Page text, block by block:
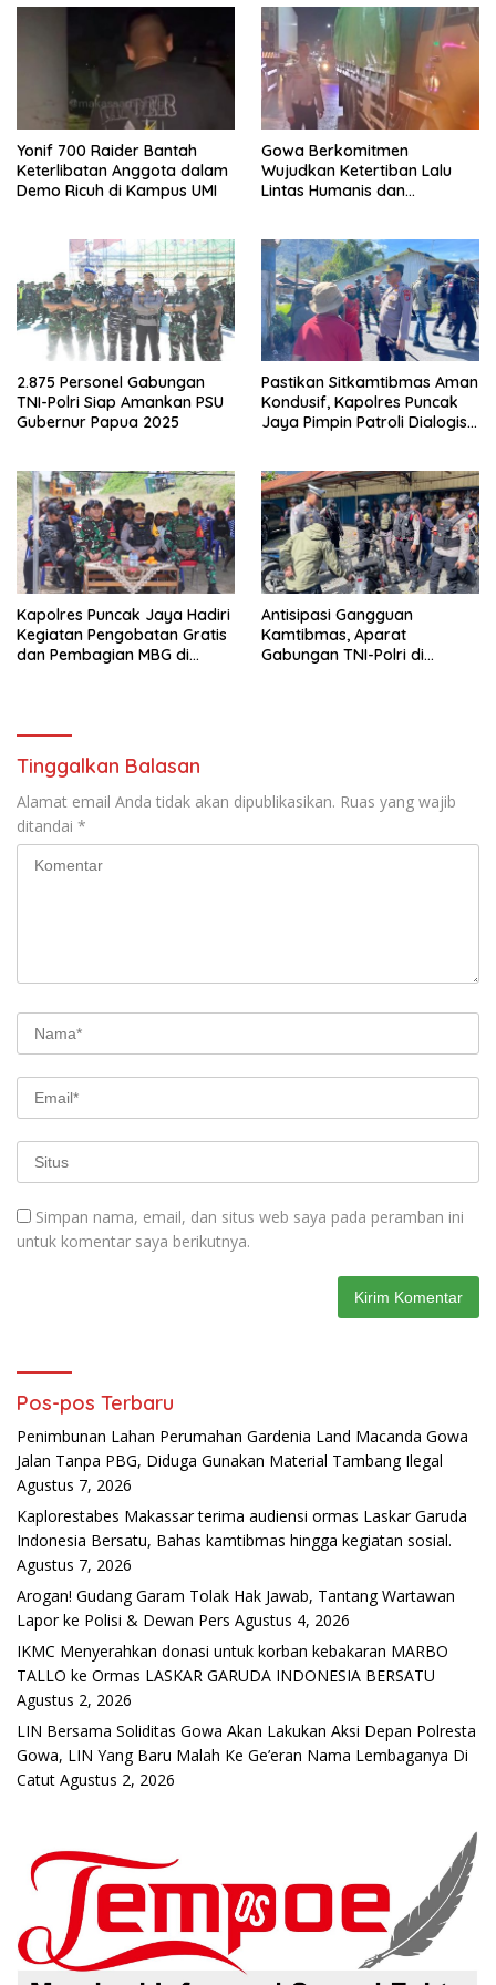
Yonif 700 Raider Bantah
Keterlibatan Anggota dalam
Demo Ricuh di Kampus UMI
Gowa Berkomitmen
Wujudkan Ketertiban Lalu
Lintas Humanis dan
2.875 Personel Gabungan
TNI-Polri Siap Amankan PSU
Gubernur Papua 2025
Pastikan Sitkamtibmas Aman
Kondusif, Kapolres Puncak
Jaya Pimpin Patroli Dialogis
Kapolres Puncak Jaya Hadiri
Kegiatan Pengobatan Gratis
dan Pembagian MBG di
Antisipasi Gangguan
Kamtibmas, Aparat
Gabungan TNI-Polri di
Tinggalkan Balasan
Alamat email Anda tidak akan dipublikasikan. Ruas yang wajib
ditandai *
Simpan nama, email, dan situs web saya pada peramban ini
untuk komentar saya berikutnya.
Pos-pos Terbaru
Penimbunan Lahan Perumahan Gardenia Land Macanda Gowa
Jalan Tanpa PBG, Diduga Gunakan Material Tambang Ilegal
Agustus 7, 2026
Kaplorestabes Makassar terima audiensi ormas Laskar Garuda
Indonesia Bersatu, Bahas kamtibmas hingga kegiatan sosial.
Agustus 7, 2026
Arogan! Gudang Garam Tolak Hak Jawab, Tantang Wartawan
Lapor ke Polisi & Dewan Pers Agustus 4, 2026
IKMC Menyerahkan donasi untuk korban kebakaran MARBO
TALLO ke Ormas LASKAR GARUDA INDONESIA BERSATU
Agustus 2, 2026
LIN Bersama Soliditas Gowa Akan Lakukan Aksi Depan Polresta
Gowa, LIN Yang Baru Malah Ke Ge’eran Nama Lembaganya Di
Catut Agustus 2, 2026